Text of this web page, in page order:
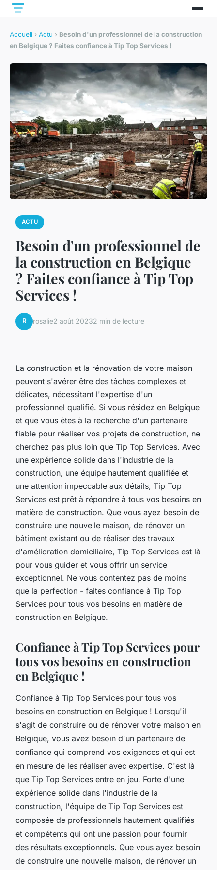
Accueil › Actu › Besoin d'un professionnel de la construction
en Belgique ? Faites confiance à Tip Top Services !
ACTU
Besoin d'un professionnel de
la construction en Belgique
? Faites confiance à Tip Top
Services !
R rosalie2 août 20232 min de lecture
La construction et la rénovation de votre maison
peuvent s'avérer être des tâches complexes et
délicates, nécessitant l'expertise d'un
professionnel qualifié. Si vous résidez en Belgique
et que vous êtes à la recherche d'un partenaire
fiable pour réaliser vos projets de construction, ne
cherchez pas plus loin que Tip Top Services. Avec
une expérience solide dans l'industrie de la
construction, une équipe hautement qualifiée et
une attention impeccable aux détails, Tip Top
Services est prêt à répondre à tous vos besoins en
matière de construction. Que vous ayez besoin de
construire une nouvelle maison, de rénover un
bâtiment existant ou de réaliser des travaux
d'amélioration domiciliaire, Tip Top Services est là
pour vous guider et vous offrir un service
exceptionnel. Ne vous contentez pas de moins
que la perfection - faites confiance à Tip Top
Services pour tous vos besoins en matière de
construction en Belgique.
Confiance à Tip Top Services pour
tous vos besoins en construction
en Belgique !
Confiance à Tip Top Services pour tous vos
besoins en construction en Belgique ! Lorsqu'il
s'agit de construire ou de rénover votre maison en
Belgique, vous avez besoin d'un partenaire de
confiance qui comprend vos exigences et qui est
en mesure de les réaliser avec expertise. C'est là
que Tip Top Services entre en jeu. Forte d'une
expérience solide dans l'industrie de la
construction, l'équipe de Tip Top Services est
composée de professionnels hautement qualifiés
et compétents qui ont une passion pour fournir
des résultats exceptionnels. Que vous ayez besoin
de construire une nouvelle maison, de rénover un